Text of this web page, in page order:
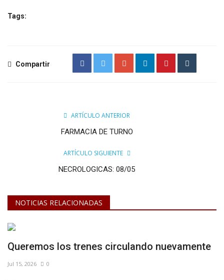
Tags:
Compartir
ARTÍCULO ANTERIOR
FARMACIA DE TURNO
ARTÍCULO SIGUIENTE
NECROLOGICAS: 08/05
NOTICIAS RELACIONADAS
Queremos los trenes circulando nuevamente
Jul 15, 2026 0